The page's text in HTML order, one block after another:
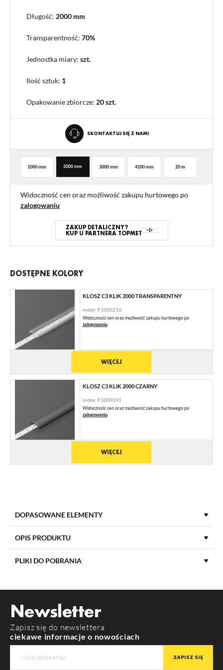
Długość: 2000 mm
Transparentność: 70%
Jednostka miary: szt.
Ilość sztuk: 1
Opakowanie zbiorcze: 20 szt.
SKONTAKTUJ SIĘ Z NAMI
1000 mm 2000 mm 3000 mm 4100 mm 20 m
Widoczność cen oraz możliwość zakupu hurtowego po
zalogowaniu
ZAKUP DETALICZNY?
KUP U PARTNERA TOPMET
DOSTĘPNE KOLORY
KLOSZ C3 KLIK 2000 TRANSPARENTNY
index: F1000216
Widoczność cen oraz możliwość zakupu hurtowego po
zalogowaniu
WIĘCEJ
KLOSZ C3 KLIK 2000 CZARNY
index: F1000241
Widoczność cen oraz możliwość zakupu hurtowego po
zalogowaniu
WIĘCEJ
DOPASOWANE ELEMENTY
SMART16 BC3/U4
OPIS PRODUKTU
KOLOR KLOSZA
RODZAJ KLOSZA
MATERIAŁ PMMA
PLIKI DO POBRANIA
Newsletter
Zapisz się do newslettera
ciekawe informacje o nowościach